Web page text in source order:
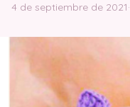
4 de septiembre de 2021·